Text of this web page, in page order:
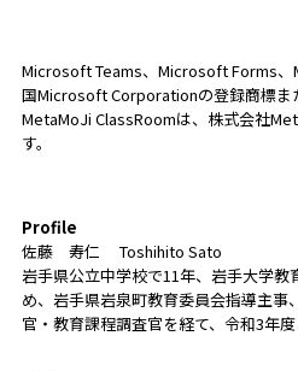
Microsoft Teams、Microsoft Forms
国Microsoft Corporationの登録商標ま
MetaMoJi ClassRoomは、株式会社
す。
Profile
佐藤 寿仁 Toshihito Sato
岩手県公立中学校で11年、岩手大学
め、岩手県岩泉町教育委員会指導主事
官・教育課程調査官を経て、令和3年